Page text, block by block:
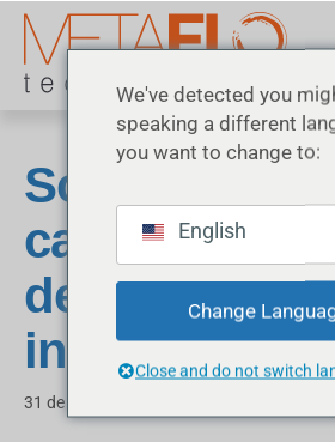
SoilTech
carretera
desde tierras
indígenas
31 de marzo de 2026
We've detected you
speaking a different
you want to change to:
English
Change
Close and do not switch